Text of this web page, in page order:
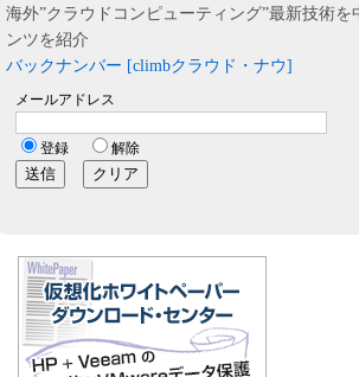
海外”クラウドコンピューティング”最新技術を
ンツを紹介
バックナンバー [climbクラウド・ナウ]